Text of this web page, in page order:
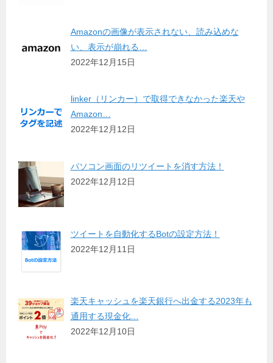
Amazonの画像が表示されない、読み込めな
い、表示が崩れる…
2022年12月15日
linker（リンカー）で取得できなかった楽天や
Amazon…
2022年12月12日
パソコン画面のリツイートを消す方法！
2022年12月12日
ツイートを自動化するBotの設定方法！
2022年12月11日
楽天キャッシュを楽天銀行へ出金する2023年も
通用する現金化…
2022年12月10日